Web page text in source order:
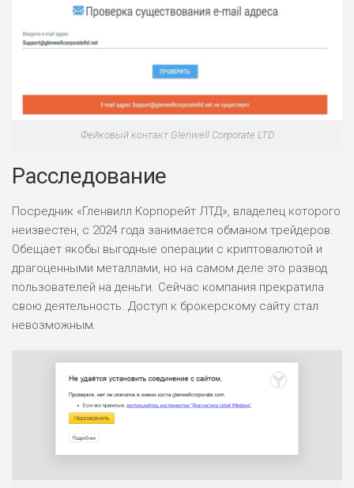
Фейковый контакт Glenwell Corporate LTD
Расследование
Посредник «Гленвилл Корпорейт ЛТД», владелец которого
неизвестен, с 2024 года занимается обманом трейдеров.
Обещает якобы выгодные операции с криптовалютой и
драгоценными металлами, но на самом деле это развод
пользователей на деньги. Сейчас компания прекратила
свою деятельность. Доступ к брокерскому сайту стал
невозможным.